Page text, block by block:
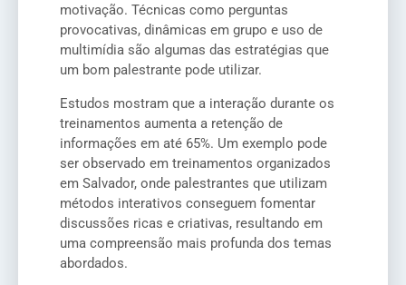
motivação. Técnicas como perguntas
provocativas, dinâmicas em grupo e uso de
multimídia são algumas das estratégias que
um bom palestrante pode utilizar.
Estudos mostram que a interação durante os
treinamentos aumenta a retenção de
informações em até 65%. Um exemplo pode
ser observado em treinamentos organizados
em Salvador, onde palestrantes que utilizam
métodos interativos conseguem fomentar
discussões ricas e criativas, resultando em
uma compreensão mais profunda dos temas
abordados.